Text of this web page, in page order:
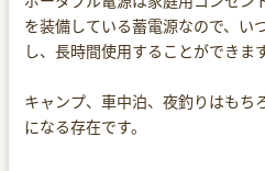
を装備している蓄電源なので、い
し、長時間使用することができます
キャンプ、車中泊、夜釣りはもち
になる存在です。